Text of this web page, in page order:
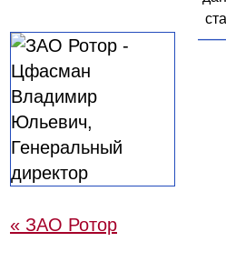
« ЗАО Ротор